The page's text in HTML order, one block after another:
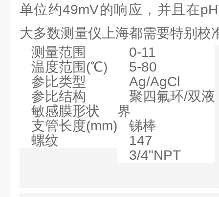
单位约49mV的响应，并且在
大多数测量仪上海都需要特别校
测量范围
温度范围(℃)
参比类型
参比结构
敏感膜形状
支管长度(mm)
螺纹
0-11
5-80
Ag/AgCl
聚四氟环/双液
界
锑棒
147
3/4"NPT